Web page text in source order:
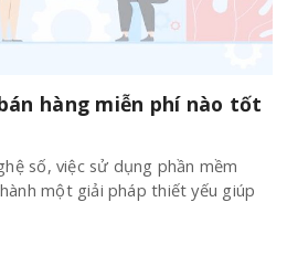
hàng miễn phí nào tốt
số, việc sử dụng phần mềm
một giải pháp thiết yếu giúp